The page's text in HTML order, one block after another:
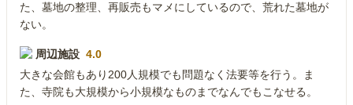
た、墓地の整理、再販売もマメにしているので、荒れた墓地が
ない。
周辺施設 4.0
大きな会館もあり200人規模でも問題なく法要等を行う。ま
た、寺院も大規模から小規模なものまでなんでもこなせる。